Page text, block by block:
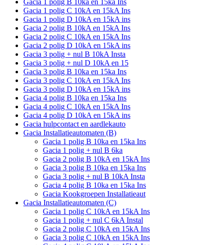
Gacia 1 polig B 10ka en 15ka Ins
Gacia 1 polig C 10kA en 15kA Ins
Gacia 1 polig D 10kA en 15kA ins
Gacia 2 polig B 10kA en 15kA Ins
Gacia 2 polig C 10kA en 15kA Ins
Gacia 2 polig D 10kA en 15kA ins
Gacia 3 polig + nul B 10kA Insta
Gacia 3 polig + nul D 10kA en 15
Gacia 3 polig B 10ka en 15ka Ins
Gacia 3 polig C 10kA en 15kA Ins
Gacia 3 polig D 10kA en 15kA ins
Gacia 4 polig B 10ka en 15ka Ins
Gacia 4 polig C 10kA en 15kA Ins
Gacia 4 polig D 10kA en 15kA ins
Gacia hulpcontact en aardlekauto
Gacia Installatieautomaten (B)
Gacia 1 polig B 10ka en 15ka Ins
Gacia 1 polig + nul B 6ka
Gacia 2 polig B 10kA en 15kA Ins
Gacia 3 polig B 10ka en 15ka Ins
Gacia 3 polig + nul B 10kA Insta
Gacia 4 polig B 10ka en 15ka Ins
Gacia Kookgroepen Installatieaut
Gacia Installatieautomaten (C)
Gacia 1 polig C 10kA en 15kA Ins
Gacia 1 polig + nul C 6kA Instal
Gacia 2 polig C 10kA en 15kA Ins
Gacia 3 polig C 10kA en 15kA Ins